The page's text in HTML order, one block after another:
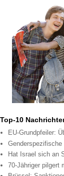
Top-10
EU-Grundpfeiler:
Hat Israel sich an
70-Jähriger pilgert